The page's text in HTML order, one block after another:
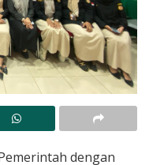
dengan